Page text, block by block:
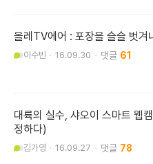
올레TV에어 : 포장을 슬슬 벗겨
이수빈 16.09.30 61
대륙의 실수, 샤오이 스마트 웹
정하다)
김가영 16.09.27 78